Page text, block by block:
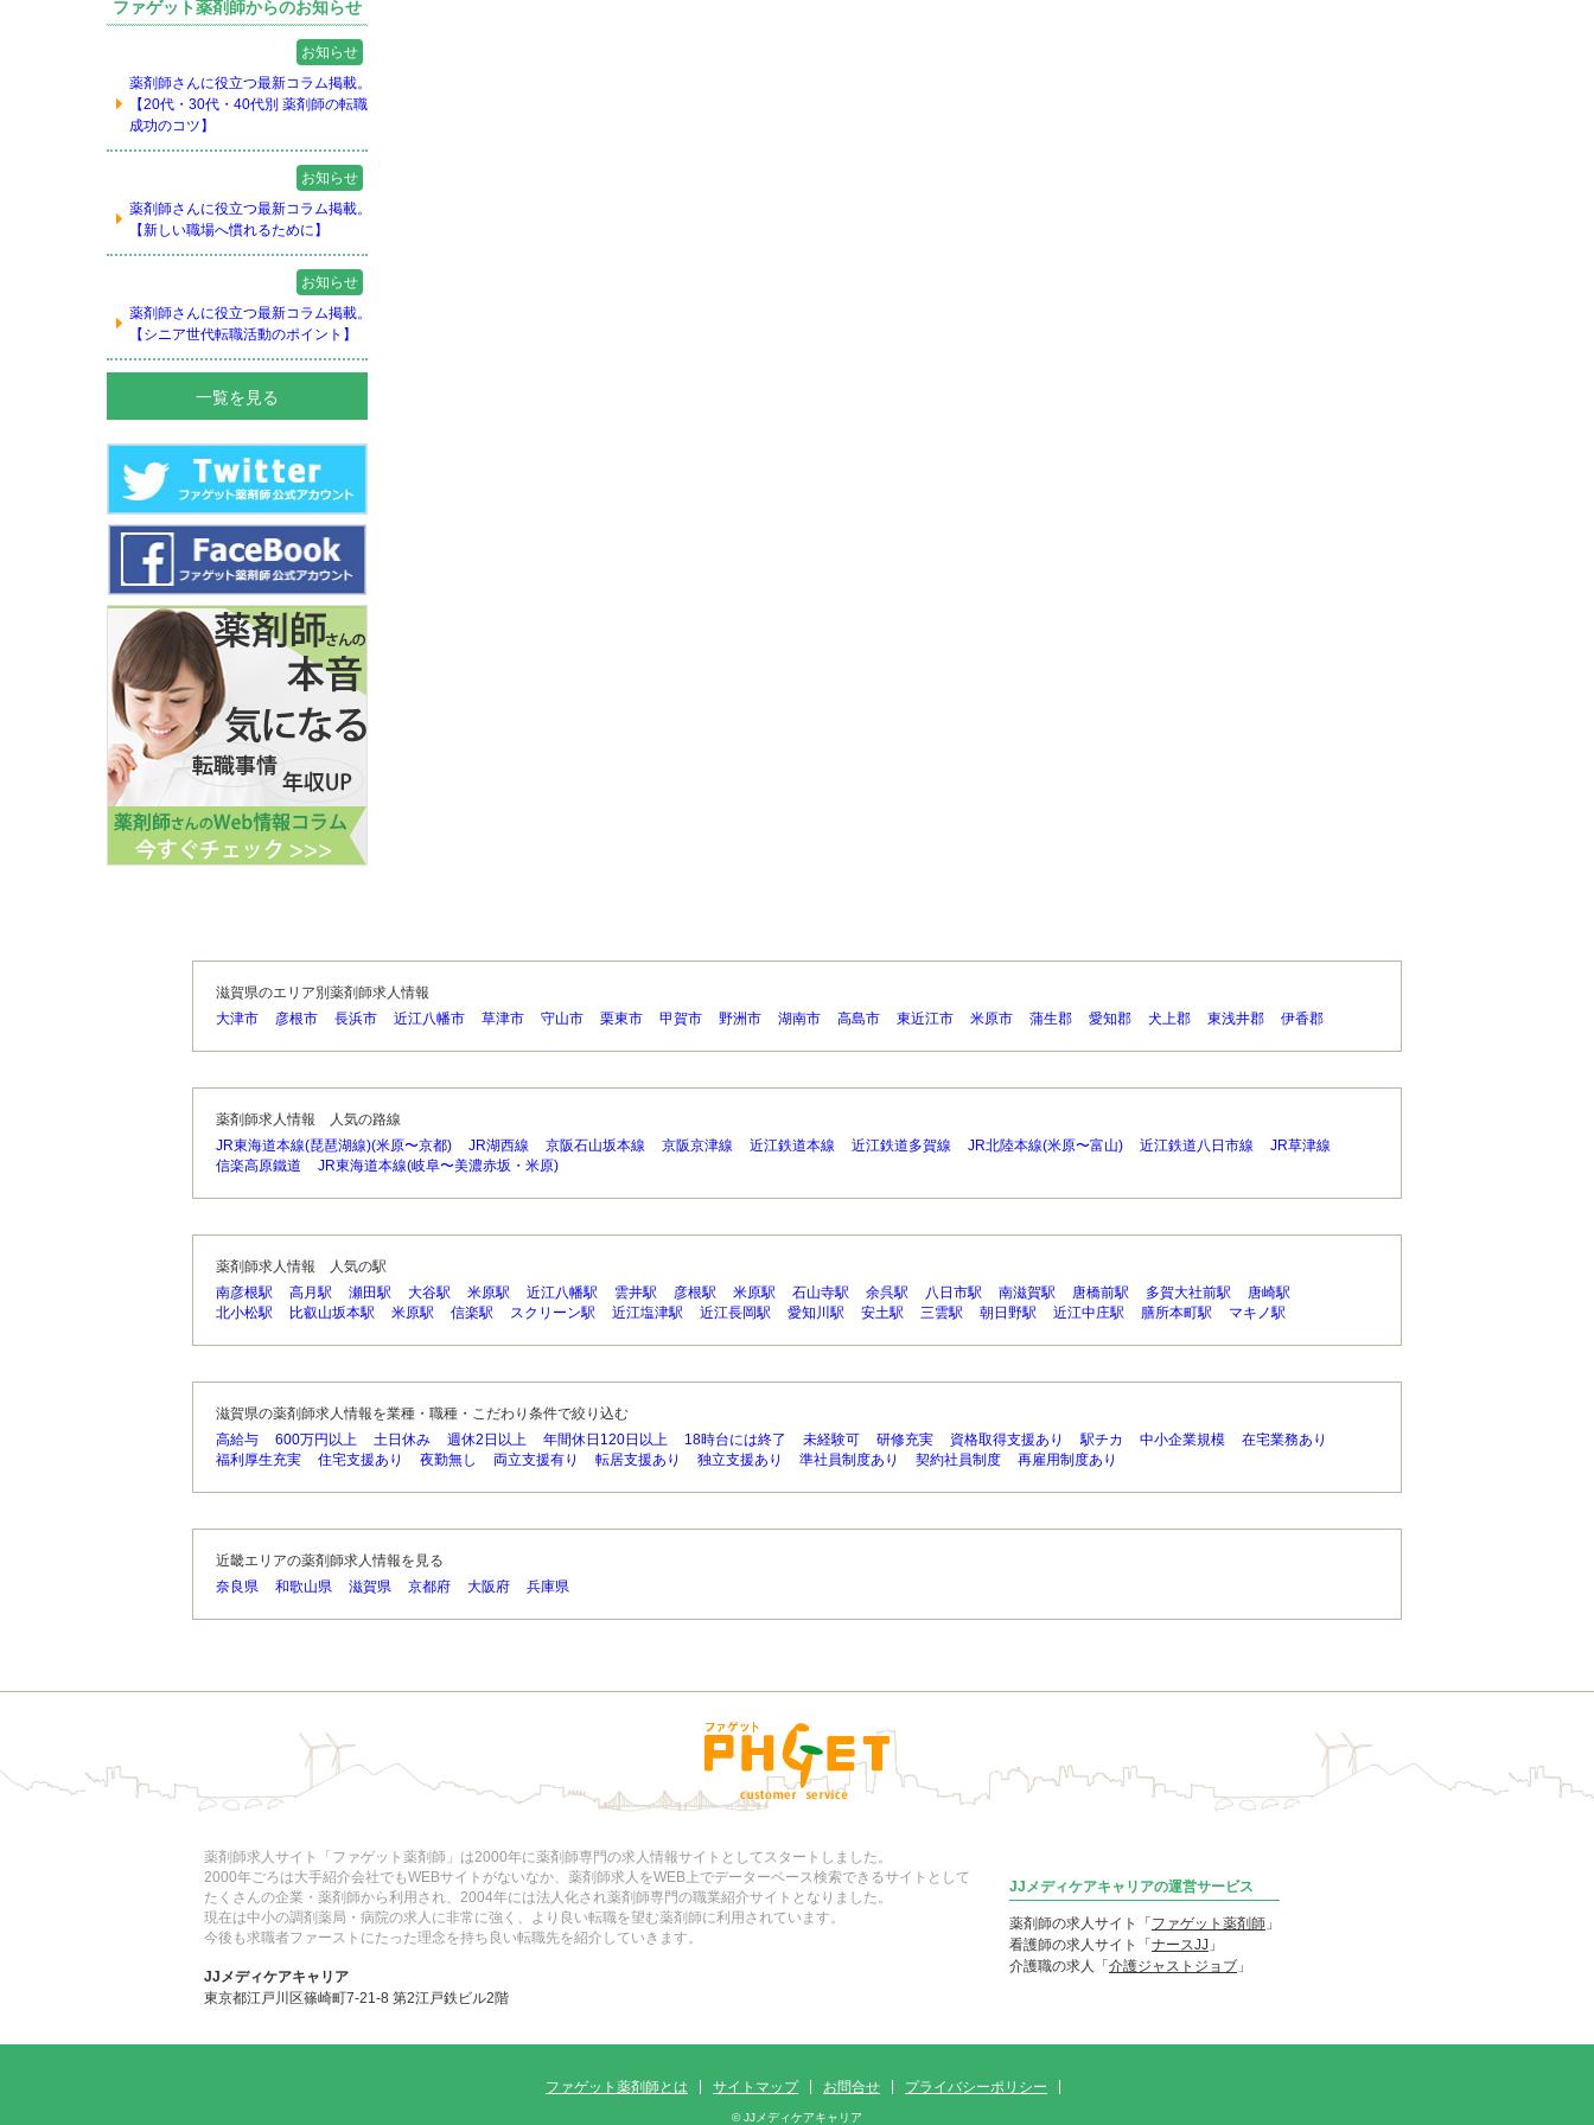
ファゲット薬剤師からのお知らせ
お知らせ
薬剤師さんに役立つ最新コラム掲載。
【20代・30代・40代別 薬剤師の転職
成功のコツ】
お知らせ
薬剤師さんに役立つ最新コラム掲載。
【新しい職場へ慣れるために】
お知らせ
薬剤師さんに役立つ最新コラム掲載。
【シニア世代転職活動のポイント】
一覧を見る
滋賀県のエリア別薬剤師求人情報
大津市
彦根市 長浜市 近江八幡市 草津市 守山市 栗東市 甲賀市 野洲市 湖南市 高島市 東近江市 米原市 蒲生郡 愛知郡 犬上郡 東浅井郡 伊香郡
薬剤師求人情報 人気の路線
JR東海道本線(琵琶湖線)(米原〜京都)
JR湖西線 京阪石山坂本線 京阪京津線 近江鉄道本線 近江鉄道多賀線 JR北陸本線(米原〜富山) 近江鉄道八日市線
JR草津線
信楽高原鐵道
JR東海道本線(岐阜〜美濃赤坂・米原)
薬剤師求人情報 人気の駅
南彦根駅
高月駅 瀬田駅 大谷駅 米原駅 近江八幡駅 雲井駅 彦根駅 米原駅 石山寺駅 余呉駅 八日市駅 南滋賀駅 唐橋前駅 多賀大社前駅
唐崎駅
北小松駅
比叡山坂本駅 米原駅 信楽駅 スクリーン駅 近江塩津駅 近江長岡駅 愛知川駅 安土駅 三雲駅 朝日野駅 近江中庄駅 膳所本町駅 マキノ駅
滋賀県の薬剤師求人情報を業種・職種・こだわり条件で絞り込む
高給与
600万円以上 土日休み 週休2日以上 年間休日120日以上 18時台には終了 未経験可 研修充実 資格取得支援あり 駅チカ 中小企業規模
在宅業務あり
福利厚生充実
住宅支援あり 夜勤無し 両立支援有り 転居支援あり 独立支援あり 準社員制度あり 契約社員制度 再雇用制度あり
近畿エリアの薬剤師求人情報を見る
奈良県
和歌山県 滋賀県 京都府 大阪府 兵庫県
薬剤師求人サイト「ファゲット薬剤師」は2000年に薬剤師専門の求人情報サイトとしてスタートしました。
2000年ごろは大手紹介会社でもWEBサイトがないなか、薬剤師求人をWEB上でデーターベース検索できるサイトとして
たくさんの企業・薬剤師から利用され、2004年には法人化され薬剤師専門の職業紹介サイトとなりました。
現在は中小の調剤薬局・病院の求人に非常に強く、より良い転職を望む薬剤師に利用されています。
今後も求職者ファーストにたった理念を持ち良い転職先を紹介していきます。
JJメディケアキャリア
東京都江戸川区篠崎町7-21-8 第2江戸鉄ビル2階
JJメディケアキャリアの運営サービス
薬剤師の求人サイト「 ファゲット薬剤師 」
看護師の求人サイト「 ナースJJ 」
介護職の求人「 介護ジャストジョブ 」
ファゲット薬剤師とは サイトマップ お問合せ プライバシーポリシー
© JJメディケアキャリア